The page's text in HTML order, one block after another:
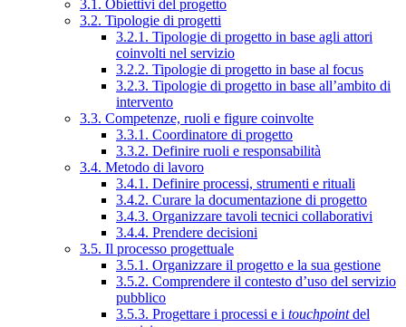
3.1. Obiettivi del progetto
3.2. Tipologie di progetti
3.2.1. Tipologie di progetto in base agli attori
coinvolti nel servizio
3.2.2. Tipologie di progetto in base al focus
3.2.3. Tipologie di progetto in base all’ambito di
intervento
3.3. Competenze, ruoli e figure coinvolte
3.3.1. Coordinatore di progetto
3.3.2. Definire ruoli e responsabilità
3.4. Metodo di lavoro
3.4.1. Definire processi, strumenti e rituali
3.4.2. Curare la documentazione di progetto
3.4.3. Organizzare tavoli tecnici collaborativi
3.4.4. Prendere decisioni
3.5. Il processo progettuale
3.5.1. Organizzare il progetto e la sua gestione
3.5.2. Comprendere il contesto d’uso del servizio
pubblico
3.5.3. Progettare i processi e i touchpointdel